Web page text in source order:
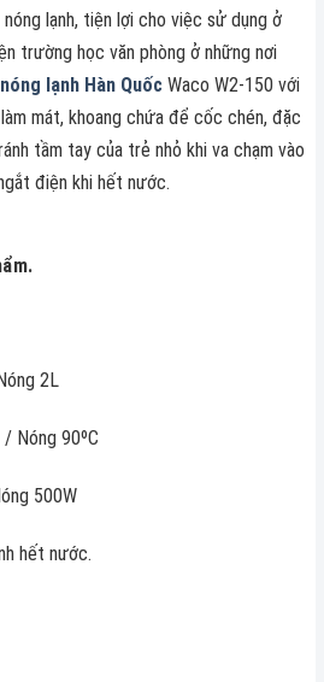
lạnh, tiện lợi cho việc sử dụng ở
trường học văn phòng ở những nơi
lạnh Hàn Quốc Waco W2-150 với
mát, khoang chứa để cốc chén, đặc
tầm tay của trẻ nhỏ khi va chạm vào
điện khi hết nước.
2L
Nóng 90ºC
500W
hết nước.